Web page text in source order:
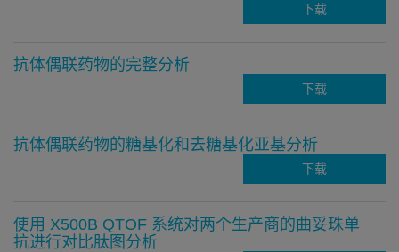
下载
抗体偶联药物的完整分析
下载
抗体偶联药物的糖基化和去糖基化亚基分析
下载
使用 X500B QTOF 系统对两个生产商的曲妥珠单
抗进行对比肽图分析